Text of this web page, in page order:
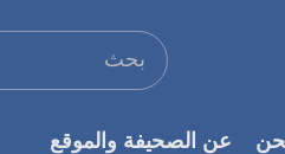
عن الصحيفة والموقع